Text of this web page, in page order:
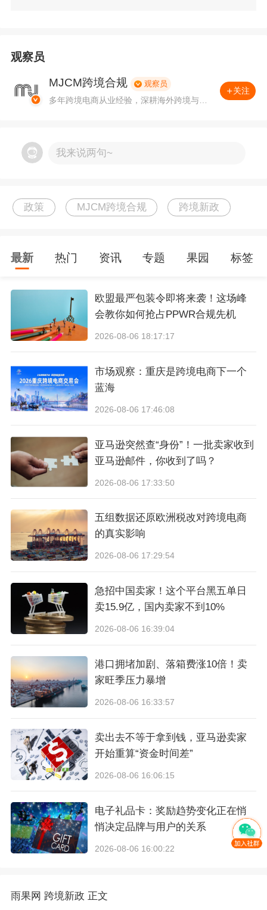
亚马逊宣布自2026年6月29日起，对卖家自配送
（SFP）及Premium Shipping项目的配送时效标
要求卖家进一步缩短订单处理时间，提升配送准
时率，这意味着物流履约压力将进一步加大。建
议卖家应尽快评估自发货能力，必要时转向FBA
或第三方海外仓以保障大促期间履约体验。
3、 6月30日欧洲站COO原产国信息强制合规
距离2026年6月30日的欧盟/英国原产国(COO)信
ing是否已全部更新？为避免跨境业务中断，建议
卖家立即登录卖家平台
所有通过亚马逊物流（
）或卖家自配送（MF
N）向欧盟及英国进行跨境销售的商品，
截止日期前提供准确有效的原产国信息，将被系
图片来源：亚马逊卖家后台通知截图
4、速卖通上线“欧盟IOSS一键申报”功能
速卖通于6月1日上线“欧盟IOSS一键申报”功能，
观察员
MJCM跨境合规 观察员
多年跨境电商从业经验，深耕海外跨境与财
关注
我来说两句~
政策 MJCM跨境合规 跨境新政
最新 热门 资讯 专题 果园 标签
欧盟最严包装令即将来袭！这场峰
会教你如何抢占PPWR合规先机
2026-08-06 18:17:17
市场观察：重庆是跨境电商下一个
蓝海
2026-08-06 17:46:08
亚马逊突然查“身份”！一批卖家收到
亚马逊邮件，你收到了吗？
2026-08-06 17:33:50
五组数据还原欧洲税改对跨境电商
的真实影响
2026-08-06 17:29:54
急招中国卖家！这个平台黑五单日
卖15.9亿，国内卖家不到10%
2026-08-06 16:39:04
港口拥堵加剧、落箱费涨10倍！卖
家旺季压力暴增
2026-08-06 16:33:57
卖出去不等于拿到钱，亚马逊卖家
开始重算“资金时间差”
2026-08-06 16:06:15
电子礼品卡：奖励趋势变化正在悄
悄决定品牌与用户的关系
2026-08-06 16:00:22
雨果网 跨境新政 正文